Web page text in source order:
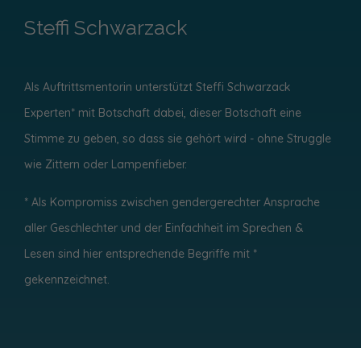
Steffi Schwarzack
Als Auftrittsmentorin unterstützt Steffi Schwarzack
Experten* mit Botschaft dabei, dieser Botschaft eine
Stimme zu geben, so dass sie gehört wird - ohne Struggle
wie Zittern oder Lampenfieber.
* Als Kompromiss zwischen gendergerechter Ansprache
aller Geschlechter und der Einfachheit im Sprechen &
Lesen sind hier entsprechende Begriffe mit *
gekennzeichnet.